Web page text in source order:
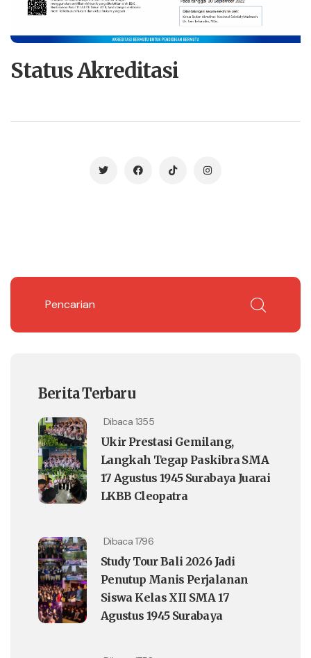
Status Akreditasi
Berita Terbaru
Dibaca 1355
Ukir Prestasi Gemilang,
Langkah Tegap Paskibra SMA
17 Agustus 1945 Surabaya Juarai
LKBB Cleopatra
Dibaca 1796
Study Tour Bali 2026 Jadi
Penutup Manis Perjalanan
Siswa Kelas XII SMA 17
Agustus 1945 Surabaya